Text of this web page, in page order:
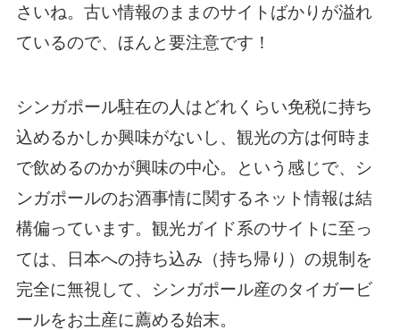
さいね。古い情報のままのサイトばかりが溢れ
ているので、ほんと要注意です！
シンガポール駐在の人はどれくらい免税に持ち
込めるかしか興味がないし、観光の方は何時ま
で飲めるのかが興味の中心。という感じで、シ
ンガポールのお酒事情に関するネット情報は結
構偏っています。観光ガイド系のサイトに至っ
ては、日本への持ち込み（持ち帰り）の規制を
完全に無視して、シンガポール産のタイガービ
ールをお土産に薦める始末。